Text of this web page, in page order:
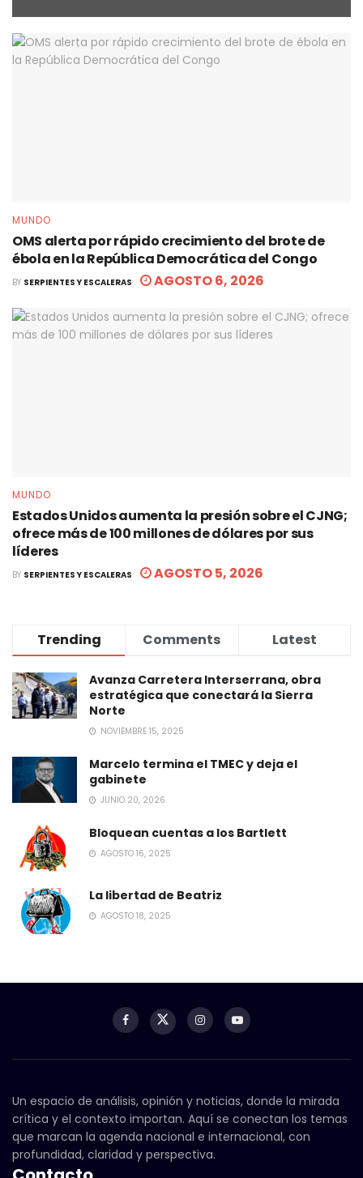
MUNDO
OMS alerta por rápido crecimiento del brote de
ébola en la República Democrática del Congo
BY SERPIENTES Y ESCALERAS AGOSTO 6, 2026
MUNDO
Estados Unidos aumenta la presión sobre el CJNG;
ofrece más de 100 millones de dólares por sus
líderes
BY SERPIENTES Y ESCALERAS AGOSTO 5, 2026
Trending Comments Latest
Avanza Carretera Interserrana, obra
estratégica que conectará la Sierra
Norte
NOVIEMBRE 15, 2025
Marcelo termina el TMEC y deja el
gabinete
JUNIO 20, 2026
Bloquean cuentas a los Bartlett
AGOSTO 16, 2025
La libertad de Beatriz
AGOSTO 18, 2025
Un espacio de análisis, opinión y noticias, donde la mirada
crítica y el contexto importan. Aquí se conectan los temas
que marcan la agenda nacional e internacional, con
profundidad, claridad y perspectiva.